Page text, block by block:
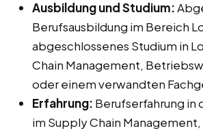
Ausbildung und Studium:
Berufsausbildung im Bereich
abgeschlossenes Studium in
Chain Management,
oder einem verwandten
Erfahrung: Berufserfahrung in
im Supply Chain